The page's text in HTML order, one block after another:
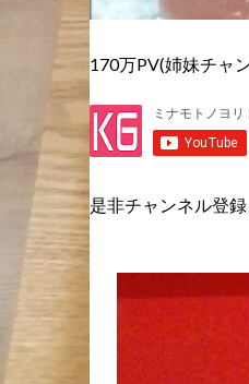
170万PV(姉妹チャ
是非チャンネル登